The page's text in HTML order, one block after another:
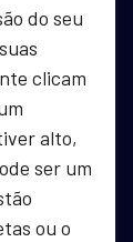
do seu
clicam
alto,
ser um
ou o